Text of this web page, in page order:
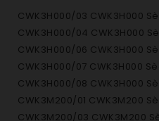
CWK3H000/03 CWK3H000
CWK3H000/04 CWK3H000
CWK3H000/06 CWK3H000
CWK3H000/07 CWK3H000
CWK3H000/08 CWK3H000
CWK3M200/01 CWK3M200
CWK3M200/03 CWK3M200